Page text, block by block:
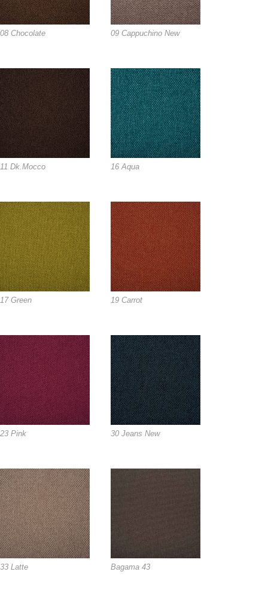
08 Chocolate 09 Cappuchino New
11 Dk.Mocco 16 Aqua
17 Green 19 Carrot
23 Pink 30 Jeans New
33 Latte Bagama 43